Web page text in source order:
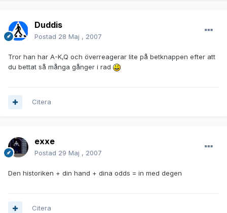
Duddis
Postad 28 Maj , 2007
Tror han har A-K,Q och överreagerar lite på betknappen efter att
du bettat så många gånger i rad
Citera
exxe
Postad 29 Maj , 2007
Den historiken + din hand + dina odds = in med degen
Citera